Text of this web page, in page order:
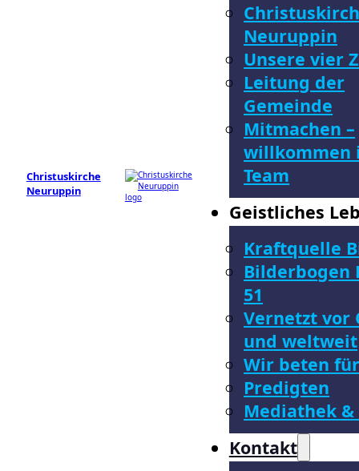
Christuskirche
Neuruppin
Neuruppin
Unsere vier
Leitung der
Gemeinde
Mitmachen –
willkommen
Team
Geistliches
Kraftquelle
Bilderbogen
51
Vernetzt vor
und weltweit
Wir beten
Predigten
Mediathek &
Kontakt